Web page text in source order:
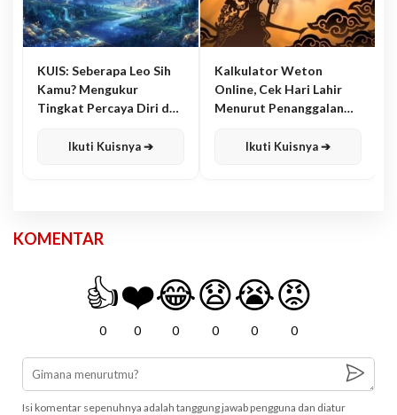
KUIS: Seberapa Leo Sih
Kamu? Mengukur
Tingkat Percaya Diri dan
Ikuti Kuisnya ➔
Kalkulator Weton
Online, Cek Hari Lahir
Menurut Penanggalan
Ikuti Kuisnya ➔
KOMENTAR
👍
0
❤️
0
😂
0
😧
0
😭
0
😡
0
Isi komentar sepenuhnya adalah tanggung jawab pengguna dan diatur